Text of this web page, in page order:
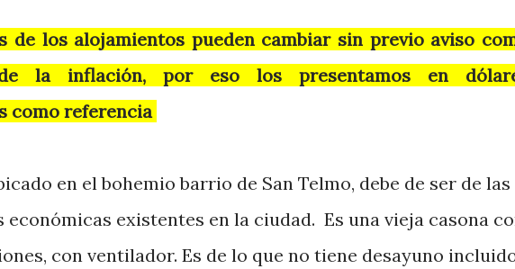
de los alojamientos pueden cambiar sin previo aviso
de la inflación, por eso los presentamos en
como referencia
en el bohemio barrio de San Telmo, debe de ser de las
económicas existentes en la ciudad. Es una vieja casona
con ventilador. Es de lo que no tiene desayuno